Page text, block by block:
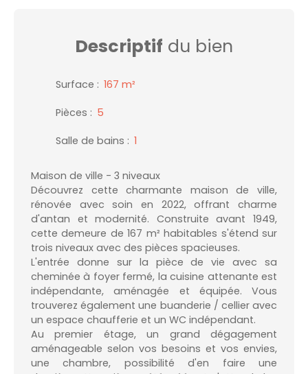
Descriptif du bien
Surface : 167 m²
Pièces : 5
Salle de bains : 1
Maison de ville - 3 niveaux
Découvrez cette charmante maison de ville,
rénovée avec soin en 2022, offrant charme
d'antan et modernité. Construite avant 1949,
cette demeure de 167 m² habitables s'étend sur
trois niveaux avec des pièces spacieuses.
L'entrée donne sur la pièce de vie avec sa
cheminée à foyer fermé, la cuisine attenante est
indépendante, aménagée et équipée. Vous
trouverez également une buanderie / cellier avec
un espace chaufferie et un WC indépendant.
Au premier étage, un grand dégagement
aménageable selon vos besoins et vos envies,
une chambre, possibilité d'en faire une